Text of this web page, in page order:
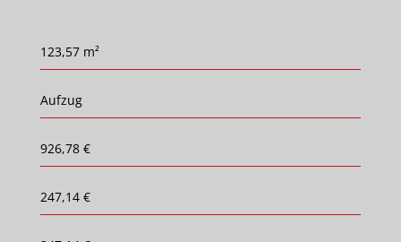
123,57 m²
Aufzug
926,78 €
247,14 €